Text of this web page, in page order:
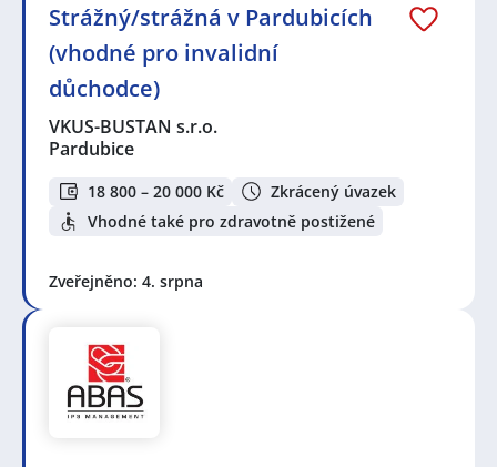
Strážný/strážná v Pardubicích
(vhodné pro invalidní
důchodce)
VKUS-BUSTAN s.r.o.
Pardubice
18 800 – 20 000 Kč
Zkrácený úvazek
Vhodné také pro zdravotně postižené
Zveřejněno: 4. srpna